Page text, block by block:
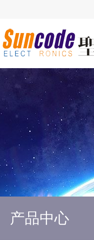
产品中心